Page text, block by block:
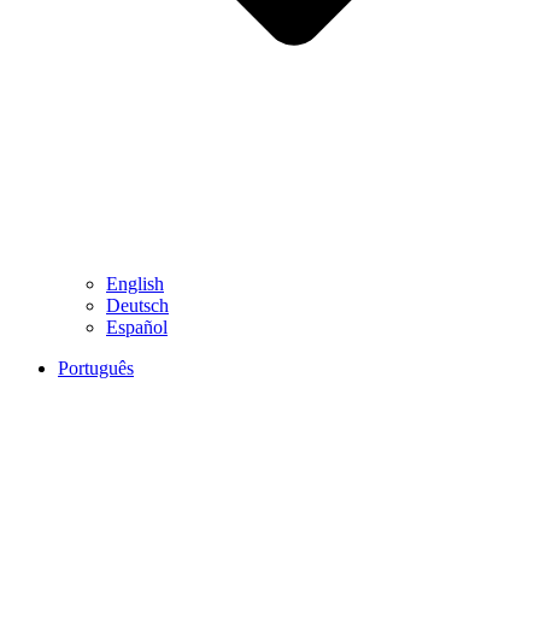
English
Deutsch
Español
Português